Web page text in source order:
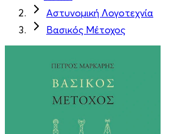
Αστυνομική Λογοτεχνία
Βασικός Μέτοχος